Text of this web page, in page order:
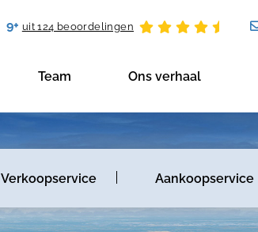
9+ uit 124 beoordelingen
Team Ons verhaal
Verkoopservice Aankoopservice